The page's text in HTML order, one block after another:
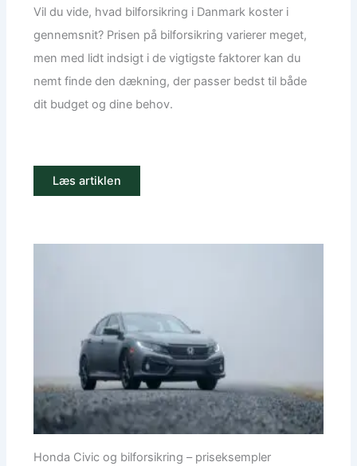
Vil du vide, hvad bilforsikring i Danmark koster i
gennemsnit? Prisen på bilforsikring varierer meget,
men med lidt indsigt i de vigtigste faktorer kan du
nemt finde den dækning, der passer bedst til både
dit budget og dine behov.
Læs artiklen
Honda Civic og bilforsikring – priseksempler